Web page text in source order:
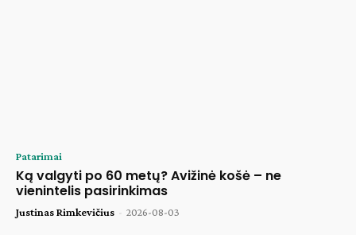
Patarimai
Ką valgyti po 60 metų? Avižinė košė – ne
vienintelis pasirinkimas
Justinas Rimkevičius - 2026-08-03